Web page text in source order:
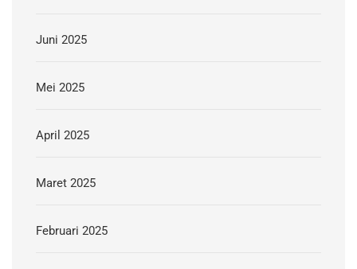
Juni 2025
Mei 2025
April 2025
Maret 2025
Februari 2025